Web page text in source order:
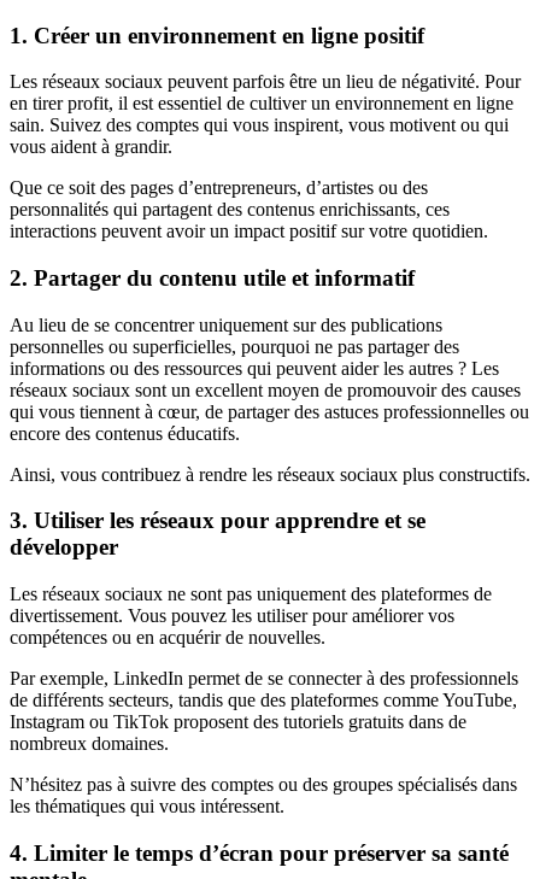
1. Créer un environnement en ligne positif
Les réseaux sociaux peuvent parfois être un lieu de négativité. Pour
en tirer profit, il est essentiel de cultiver un environnement en ligne
sain. Suivez des comptes qui vous inspirent, vous motivent ou qui
vous aident à grandir.
Que ce soit des pages d’entrepreneurs, d’artistes ou des
personnalités qui partagent des contenus enrichissants, ces
interactions peuvent avoir un impact positif sur votre quotidien.
2. Partager du contenu utile et informatif
Au lieu de se concentrer uniquement sur des publications
personnelles ou superficielles, pourquoi ne pas partager des
informations ou des ressources qui peuvent aider les autres ? Les
réseaux sociaux sont un excellent moyen de promouvoir des causes
qui vous tiennent à cœur, de partager des astuces professionnelles ou
encore des contenus éducatifs.
Ainsi, vous contribuez à rendre les réseaux sociaux plus constructifs.
3. Utiliser les réseaux pour apprendre et se
développer
Les réseaux sociaux ne sont pas uniquement des plateformes de
divertissement. Vous pouvez les utiliser pour améliorer vos
compétences ou en acquérir de nouvelles.
Par exemple, LinkedIn permet de se connecter à des professionnels
de différents secteurs, tandis que des plateformes comme YouTube,
Instagram ou TikTok proposent des tutoriels gratuits dans de
nombreux domaines.
N’hésitez pas à suivre des comptes ou des groupes spécialisés dans
les thématiques qui vous intéressent.
4. Limiter le temps d’écran pour préserver sa santé